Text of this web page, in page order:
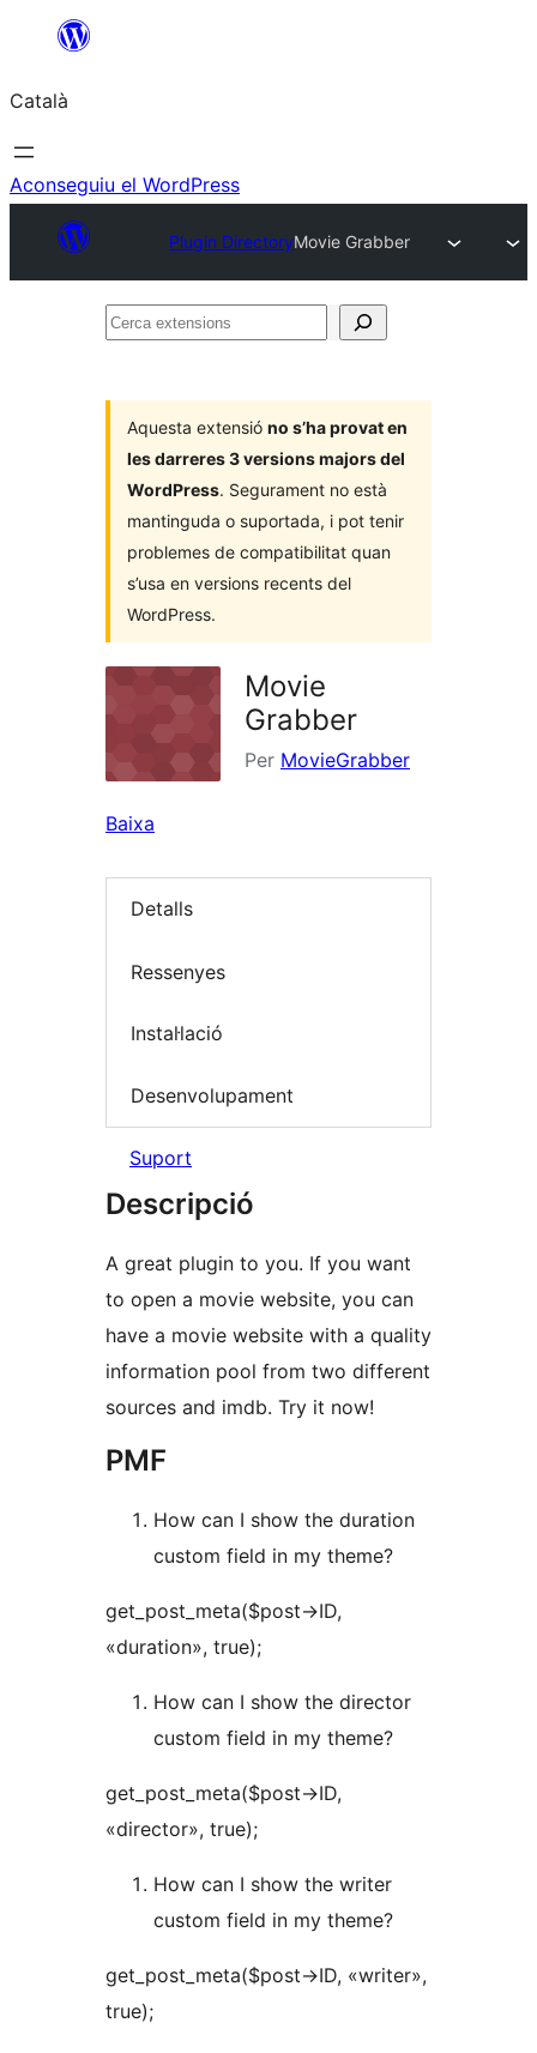
contingut
Català
Aconseguiu el WordPress
Plugin DirectoryMovie Grabber
Cerca
Aquesta extensió no s’ha provat en
les darreres 3 versions majors del
WordPress. Segurament no està
mantinguda o suportada, i pot tenir
problemes de compatibilitat quan
s’usa en versions recents del
WordPress.
Movie
Grabber
Per MovieGrabber
Baixa
Detalls
Ressenyes
Instal·lació
Desenvolupament
Suport
Descripció
A great plugin to you. If you want
to open a movie website, you can
have a movie website with a quality
information pool from two different
sources and imdb. Try it now!
PMF
How can I show the duration
custom field in my theme?
get_post_meta($post->ID,
«duration», true);
How can I show the director
custom field in my theme?
get_post_meta($post->ID,
«director», true);
How can I show the writer
custom field in my theme?
get_post_meta($post->ID, «writer»,
true);